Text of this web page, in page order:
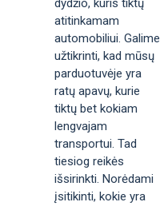
dydžio, kuris tiktų
atitinkamam
automobiliui. Galime
užtikrinti, kad mūsų
parduotuvėje yra
ratų apavų, kurie
tiktų bet kokiam
lengvajam
transportui. Tad
tiesiog reikės
išsirinkti. Norėdami
įsitikinti, kokie yra